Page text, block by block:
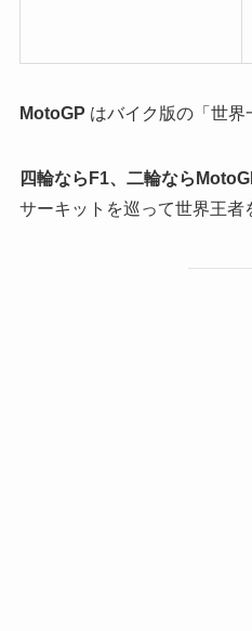
MotoGP はバイク版の「世界
四輪ならF1、二輪なら
サーキットを巡って世界王者